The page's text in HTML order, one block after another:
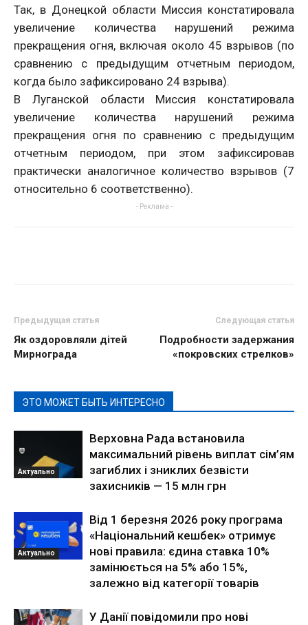
Так, в Донецкой области Миссия констатировала
увеличение количества нарушений режима
прекращения огня, включая около 45 взрывов (по
сравнению с предыдущим отчетным периодом,
когда было зафиксировано 24 взрыва).
В Луганской области Миссия констатировала
увеличение количества нарушений режима
прекращения огня по сравнению с предыдущим
отчетным периодом, при этом зафиксировав
практически аналогичное количество взрывов (7
относительно 6 соответственно).
- Реклама -
Предыдущая статья
Як оздоровляли дітей
Мирнограда
Следующая статья
Подробности задержания
«покровских стрелков»
ЭТО МОЖЕТ БЫТЬ ИНТЕРЕСНО
Актуально
Верховна Рада встановила
максимальний рівень виплат сім’ям
загиблих і зниклих безвісти
захисників — 15 млн грн
Актуально
Від 1 березня 2026 року програма
«Національний кешбек» отримує
нові правила: єдина ставка 10%
замінюється на 5% або 15%,
залежно від категорії товарів
У Данії повідомили про нові